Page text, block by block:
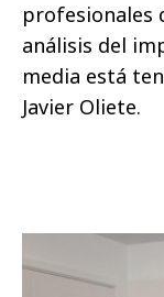
profesionales
análisis del
media está
Javier Oliete.